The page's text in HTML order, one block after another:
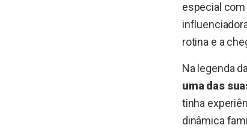
especial com
rotina e a
Na legenda
uma das
tinha
dinâmica